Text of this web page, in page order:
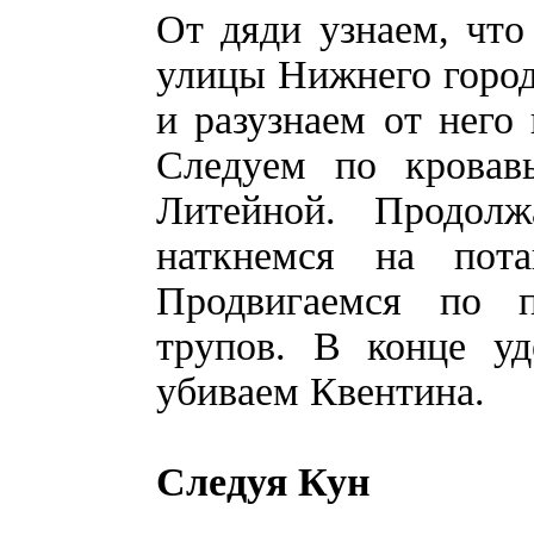
От дяди узнаем,
улицы Нижнего
и разузнаем от
Следуем по
Литейной.
наткнемся на
Продвигаемся по
трупов. В конце
убиваем Квентина.
Следуя Кун